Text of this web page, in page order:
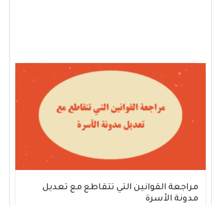
مراجعة القوانين التي تتقاطع مع تعديل
مدونة الأسرة